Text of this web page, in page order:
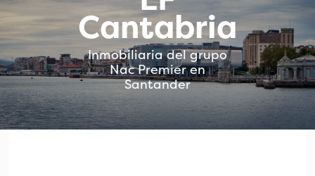
Cantabria
Inmobiliaria del grupo
Nac Premier en
Santander